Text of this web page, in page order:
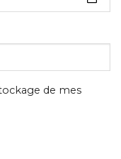
de mes